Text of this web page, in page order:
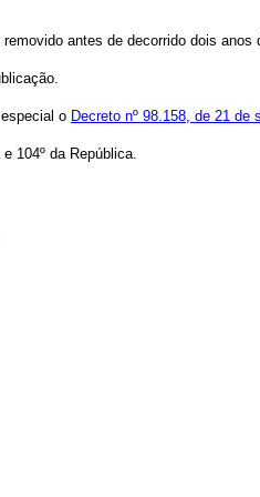
antes de decorrido dois
o Decreto nº 98.158, de 21 de
104º da República.